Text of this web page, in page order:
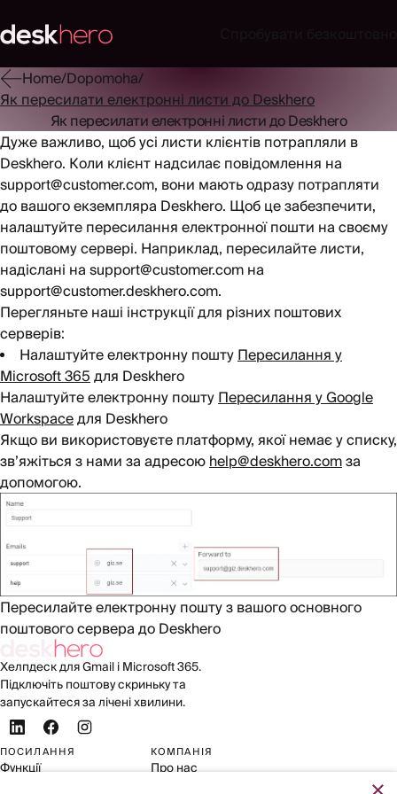
Home/Dopomoha/
Як пересилати електронні листи до Deskhero
Як пересилати електронні листи до Deskhero
Дуже важливо, щоб усі листи клієнтів потрапляли в
Deskhero. Коли клієнт надсилає повідомлення на
support@customer.com, вони мають одразу потрапляти
до вашого екземпляра Deskhero. Щоб це забезпечити,
налаштуйте пересилання електронної пошти на своєму
поштовому сервері. Наприклад, пересилайте листи,
надіслані на support@customer.com на
support@customer.deskhero.com.
Перегляньте наші інструкції для різних поштових
серверів:
Налаштуйте електронну пошту Пересилання у
Microsoft 365 для Deskhero
Налаштуйте електронну пошту Пересилання у Google
Workspace для Deskhero
Якщо ви використовуєте платформу, якої немає у списку,
зв’яжіться з нами за адресою help@deskhero.com за
допомогою.
Пересилайте електронну пошту з вашого основного
поштового сервера до Deskhero
Хелпдеск для Gmail і Microsoft 365.
Підключіть поштову скриньку та
запускайтеся за лічені хвилини.
ПОСИЛАННЯ
Функції
КОМПАНІЯ
Про нас